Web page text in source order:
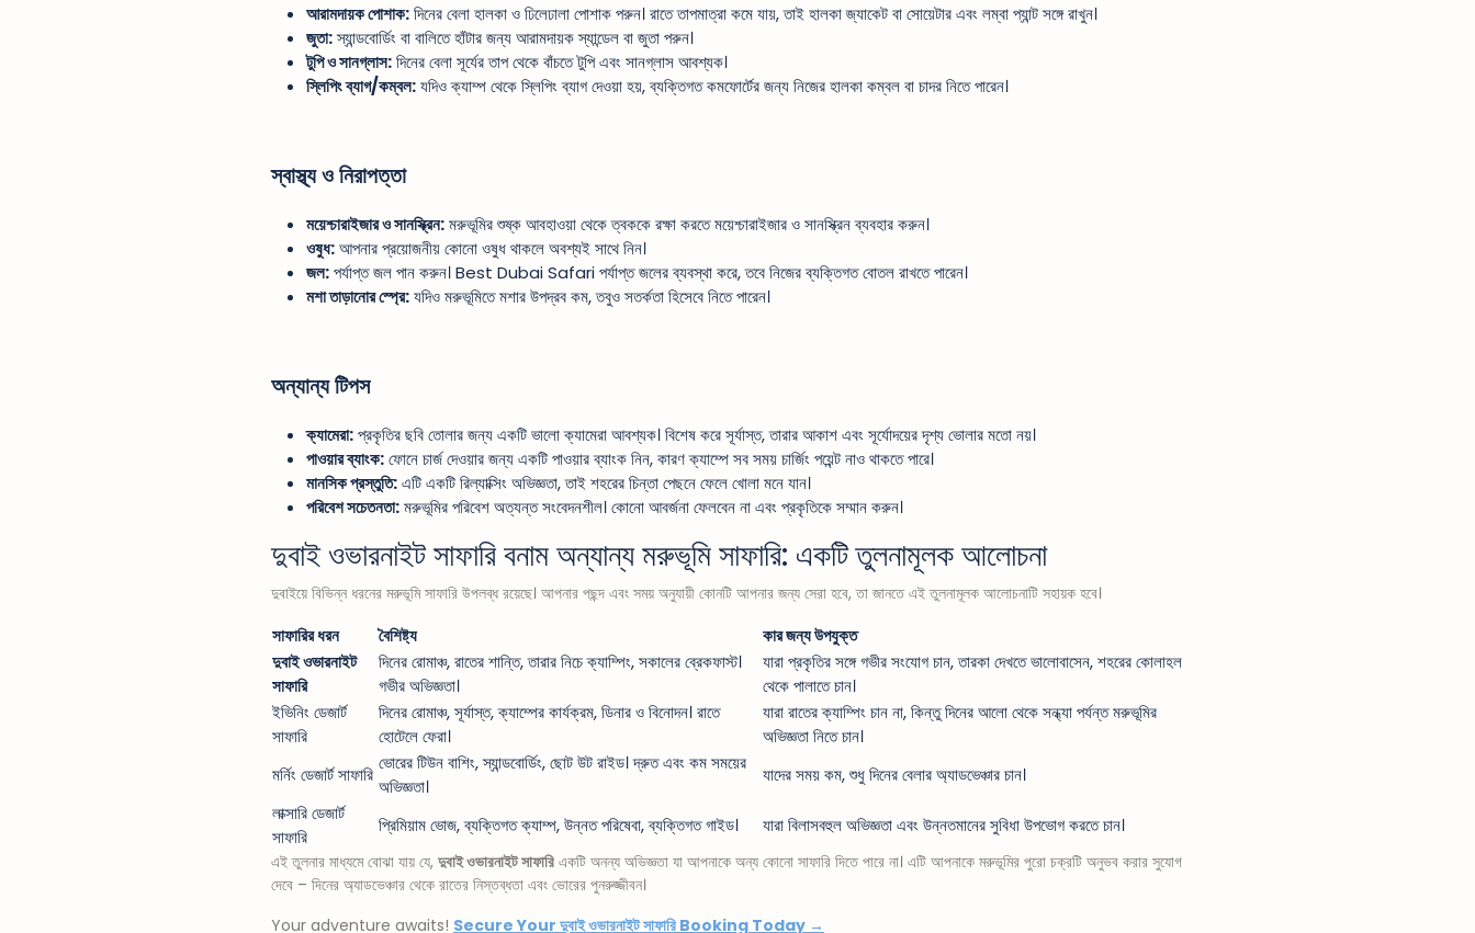
আরামদায়ক পোশাক:দিনের বেলা হালকা ও ঢিলেঢালা পোশাক পরুন। রাতে তাপমাত্রা কমে যায়, তাই হালকা জ্যাকেট বা সোয়েটার এবং লম্বা প্যান্ট সঙ্গে রাখুন।
জুতা:স্যান্ডবোর্ডিং বা বালিতে হাঁটার জন্য আরামদায়ক স্যান্ডেল বা জুতা পরুন।
টুপি ও সানগ্লাস:দিনের বেলা সূর্যের তাপ থেকে বাঁচতে টুপি এবং সানগ্লাস আবশ্যক।
স্লিপিং ব্যাগ/কম্বল:যদিও ক্যাম্প থেকে স্লিপিং ব্যাগ দেওয়া হয়, ব্যক্তিগত কমফোর্টের জন্য নিজের হালকা কম্বল বা চাদর নিতে পারেন।
স্বাস্থ্য ও নিরাপত্তা
ময়েশ্চারাইজার ও সানস্ক্রিন:মরুভূমির শুষ্ক আবহাওয়া থেকে ত্বককে রক্ষা করতে ময়েশ্চারাইজার ও সানস্ক্রিন ব্যবহার করুন।
ওষুধ:আপনার প্রয়োজনীয় কোনো ওষুধ থাকলে অবশ্যই সাথে নিন।
জল:পর্যাপ্ত জল পান করুন। Best Dubai Safari পর্যাপ্ত জলের ব্যবস্থা করে, তবে নিজের ব্যক্তিগত বোতল রাখতে পারেন।
মশা তাড়ানোর স্প্রে:যদিও মরুভূমিতে মশার উপদ্রব কম, তবুও সতর্কতা হিসেবে নিতে পারেন।
অন্যান্য টিপস
ক্যামেরা:প্রকৃতির ছবি তোলার জন্য একটি ভালো ক্যামেরা আবশ্যক। বিশেষ করে সূর্যাস্ত, তারার আকাশ এবং সূর্যোদয়ের দৃশ্য ভোলার মতো নয়।
পাওয়ার ব্যাংক:ফোনে চার্জ দেওয়ার জন্য একটি পাওয়ার ব্যাংক নিন, কারণ ক্যাম্পে সব সময় চার্জিং পয়েন্ট নাও থাকতে পারে।
মানসিক প্রস্তুতি:এটি একটি রিল্যাক্সিং অভিজ্ঞতা, তাই শহরের চিন্তা পেছনে ফেলে খোলা মনে যান।
পরিবেশ সচেতনতা:মরুভূমির পরিবেশ অত্যন্ত সংবেদনশীল। কোনো আবর্জনা ফেলবেন না এবং প্রকৃতিকে সম্মান করুন।
দুবাই ওভারনাইট সাফারি বনাম অন্যান্য মরুভূমি সাফারি: একটি তুলনামূলক আলোচনা
দুবাইয়ে বিভিন্ন ধরনের মরুভূমি সাফারি উপলব্ধ রয়েছে। আপনার পছন্দ এবং সময় অনুযায়ী কোনটি আপনার জন্য সেরা হবে, তা জানতে এই তুলনামূলক আলোচনাটি সহায়ক হবে।
সাফারির ধরন বৈশিষ্ট্য
কার জন্য উপযুক্ত
দুবাই ওভারনাইট
সাফারি
দিনের রোমাঞ্চ, রাতের শান্তি, তারার নিচে ক্যাম্পিং, সকালের ব্রেকফাস্ট।
গভীর অভিজ্ঞতা।
যারা প্রকৃতির সঙ্গে গভীর সংযোগ চান, তারকা দেখতে ভালোবাসেন, শহরের কোলাহল
থেকে পালাতে চান।
ইভিনিং ডেজার্ট
সাফারি
দিনের রোমাঞ্চ, সূর্যাস্ত, ক্যাম্পের কার্যক্রম, ডিনার ও বিনোদন। রাতে
হোটেলে ফেরা।
যারা রাতের ক্যাম্পিং চান না, কিন্তু দিনের আলো থেকে সন্ধ্যা পর্যন্ত মরুভূমির
অভিজ্ঞতা নিতে চান।
মর্নিং ডেজার্ট সাফারি
ভোরের টিউন বাশিং, স্যান্ডবোর্ডিং, ছোট উট রাইড। দ্রুত এবং কম সময়ের
অভিজ্ঞতা।
যাদের সময় কম, শুধু দিনের বেলার অ্যাডভেঞ্চার চান।
লাক্সারি ডেজার্ট
সাফারি
প্রিমিয়াম ভোজ, ব্যক্তিগত ক্যাম্প, উন্নত পরিষেবা, ব্যক্তিগত গাইড। যারা বিলাসবহুল অভিজ্ঞতা এবং উন্নতমানের সুবিধা উপভোগ করতে চান।
এই তুলনার মাধ্যমে বোঝা যায় যে, দুবাই ওভারনাইট সাফারি একটি অনন্য অভিজ্ঞতা যা আপনাকে অন্য কোনো সাফারি দিতে পারে না। এটি আপনাকে মরুভূমির পুরো চক্রটি অনুভব করার সুযোগ
দেবে – দিনের অ্যাডভেঞ্চার থেকে রাতের নিস্তব্ধতা এবং ভোরের পুনরুজ্জীবন।
Your adventure awaits! Secure Your দুবাই ওভারনাইট সাফারি Booking Today →